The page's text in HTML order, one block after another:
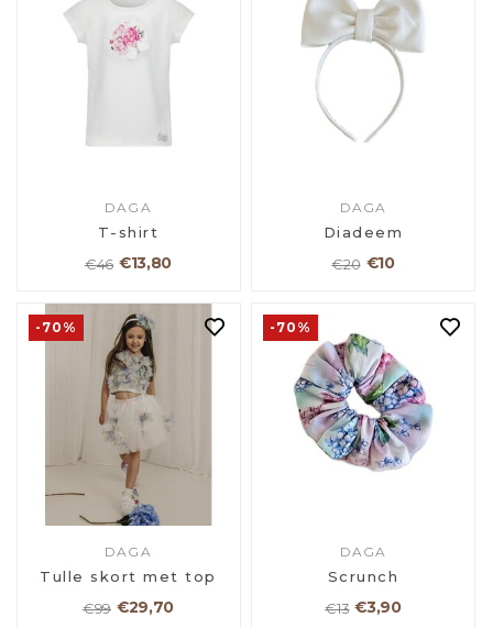
DAGA
T-shirt
€46 €13,80
DAGA
Diadeem
€20 €10
-70%
DAGA
Tulle skort met top
€99 €29,70
-70%
DAGA
Scrunch
€13 €3,90